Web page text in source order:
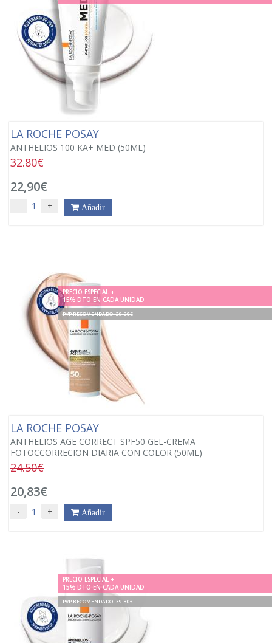
LA ROCHE POSAY
ANTHELIOS 100 KA+ MED (50ML)
32.80€
22,90€
- + Añadir
PRECIO ESPECIAL +
15% DTO EN CADA UNIDAD
PVP RECOMENDADO. 39.30€
LA ROCHE POSAY
ANTHELIOS AGE CORRECT SPF50 GEL-CREMA
FOTOCCORRECION DIARIA CON COLOR (50ML)
24.50€
20,83€
- + Añadir
PRECIO ESPECIAL +
15% DTO EN CADA UNIDAD
PVP RECOMENDADO. 39.30€